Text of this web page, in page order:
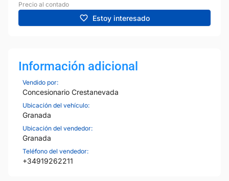
Precio al contado
Estoy interesado
Información adicional
Vendido por:
Concesionario Crestanevada
Ubicación del vehículo:
Granada
Ubicación del vendedor:
Granada
Teléfono del vendedor:
+34919262211